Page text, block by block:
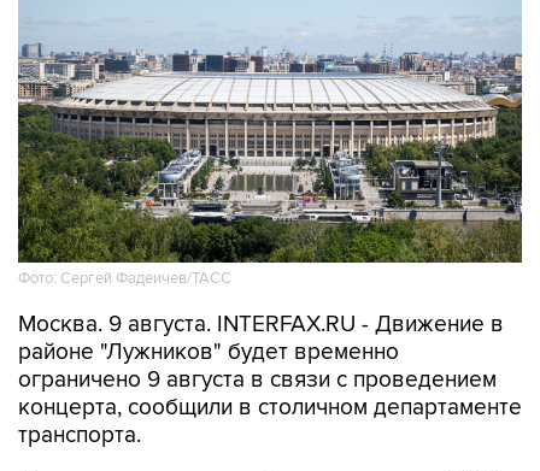
Фото: Сергей Фадеичев/ТАСС
Москва. 9 августа. INTERFAX.RU - Движение в
районе "Лужников" будет временно
ограничено 9 августа в связи с проведением
концерта, сообщили в столичном департаменте
транспорта.